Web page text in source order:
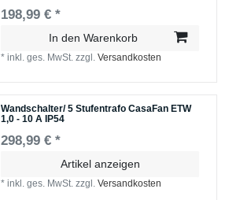
198,99 € *
In den Warenkorb
*inkl. ges. MwSt. zzgl.Versandkosten
Wandschalter/ 5 Stufentrafo CasaFan ETW
1,0 - 10 A IP54
298,99 € *
Artikel anzeigen
*inkl. ges. MwSt. zzgl.Versandkosten